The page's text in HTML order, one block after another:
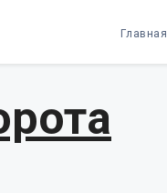
Главная